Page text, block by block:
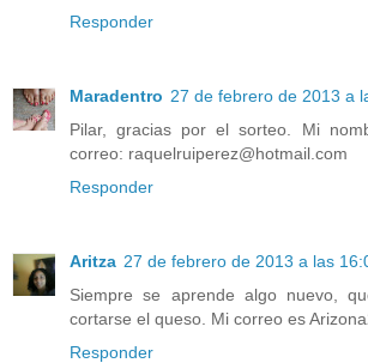
Responder
Maradentro 27 de febrero de 2013 a
Pilar, gracias por el sorteo. Mi
correo: raquelruiperez@hotmail.com
Responder
Aritza 27 de febrero de 2013 a las
Siempre se aprende algo nuevo,
cortarse el queso. Mi correo es
Responder